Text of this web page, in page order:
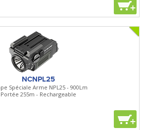
+
NCNPL25
Spéciale Arme NPL25 - 900Lm
Portée 255m - Rechargeable
+